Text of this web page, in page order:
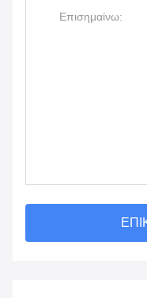
Επισημαίνω: